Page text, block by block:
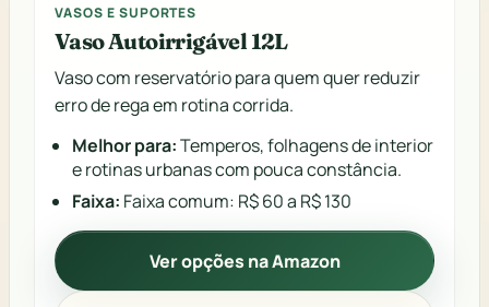
VASOS E SUPORTES
Vaso Autoirrigável 12L
Vaso com reservatório para quem quer reduzir
erro de rega em rotina corrida.
Melhor para:Temperos, folhagens de interior
e rotinas urbanas com pouca constância.
Faixa: Faixa comum: R$ 60 a R$ 130
Ver opções na Amazon